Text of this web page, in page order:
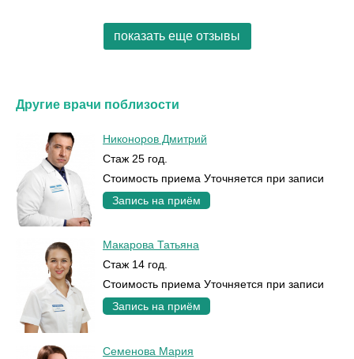
показать еще отзывы
Другие врачи поблизости
Никоноров Дмитрий
Стаж 25 год.
Стоимость приема Уточняется при записи
Запись на приём
Макарова Татьяна
Стаж 14 год.
Стоимость приема Уточняется при записи
Запись на приём
Семенова Мария